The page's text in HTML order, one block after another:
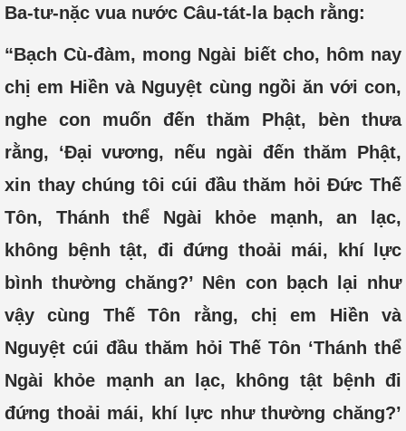
Ba-tư-nặc vua nước Câu-tát-la bạch rằng:
“Bạch Cù-đàm, mong Ngài biết cho, hôm nay
chị em Hiền và Nguyệt cùng ngồi ăn với con,
nghe con muốn đến thăm Phật, bèn thưa
rằng, ‘Đại vương, nếu ngài đến thăm Phật,
xin thay chúng tôi cúi đầu thăm hỏi Đức Thế
Tôn, Thánh thể Ngài khỏe mạnh, an lạc,
không bệnh tật, đi đứng thoải mái, khí lực
bình thường chăng?’ Nên con bạch lại như
vậy cùng Thế Tôn rằng, chị em Hiền và
Nguyệt cúi đầu thăm hỏi Thế Tôn ‘Thánh thể
Ngài khỏe mạnh an lạc, không tật bệnh đi
đứng thoải mái, khí lực như thường chăng?’